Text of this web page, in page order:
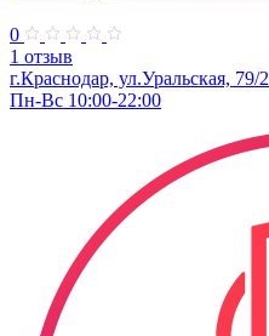
0
1 отзыв
г.Краснодар, ул.Уральская, 79/2
Пн-Вс 10:00-22:00